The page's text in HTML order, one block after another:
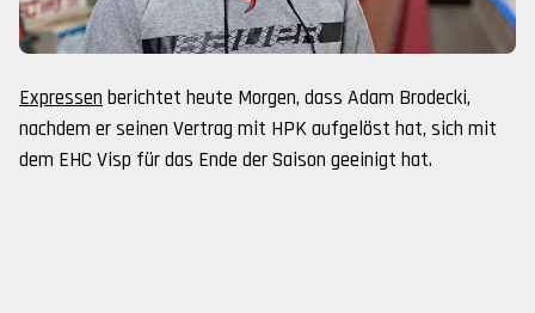
Expressen berichtet heute Morgen, dass Adam Brodecki,
nachdem er seinen Vertrag mit HPK aufgelöst hat, sich mit
dem EHC Visp für das Ende der Saison geeinigt hat.